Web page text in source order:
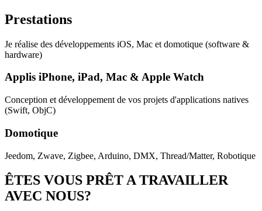
Prestations
Je réalise des développements iOS, Mac et domotique (software &
hardware)
Applis iPhone, iPad, Mac & Apple Watch
Conception et développement de vos projets d'applications natives
(Swift, ObjC)
Domotique
Jeedom, Zwave, Zigbee, Arduino, DMX, Thread/Matter, Robotique
ÊTES VOUS PRÊT A TRAVAILLER
AVEC NOUS?